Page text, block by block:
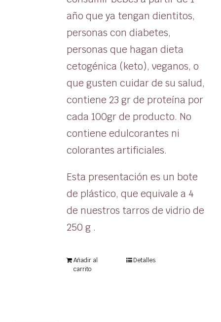
año que ya tengan dientitos,
personas con diabetes,
personas que hagan dieta
cetogénica (keto), veganos, o
que gusten cuidar de su salud,
contiene 23 gr de proteína por
cada 100gr de producto. No
contiene edulcorantes ni
colorantes artificiales.
Esta presentación es un bote
de plástico, que equivale a 4
de nuestros tarros de vidrio de
250 g .
Añadir al
carrito
Detalles